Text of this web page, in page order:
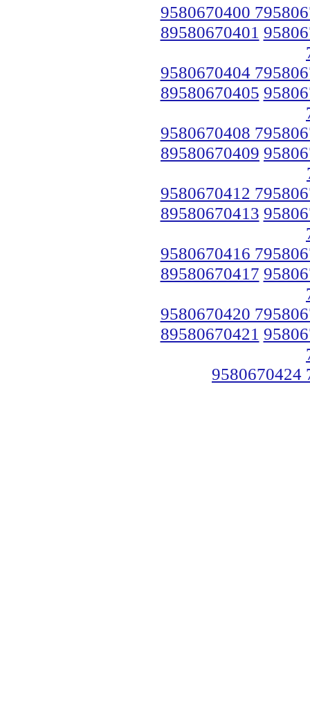
9580670400
89580670401
9580670404
89580670405
9580670408
89580670409
9580670412
89580670413
9580670416
89580670417
9580670420
89580670421
9580670424